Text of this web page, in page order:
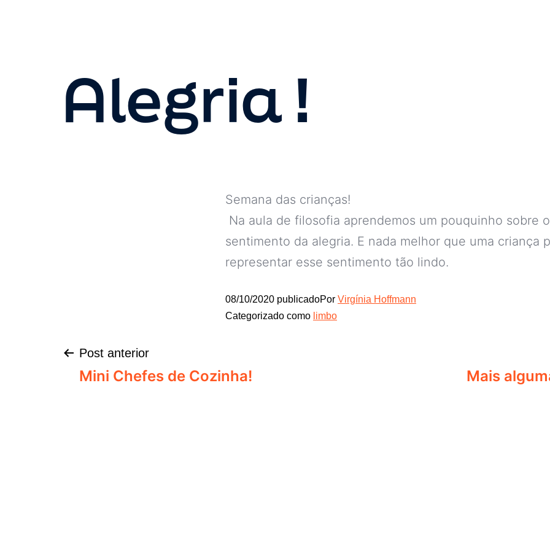
Alegria !
Semana das crianças!
Na aula de filosofia aprendemos um pouquinho sobre o
sentimento da alegria. E nada melhor que uma criança
representar esse sentimento tão lindo.
08/10/2020 publicadoPor Virgínia Hoffmann
Categorizado como limbo
Post anterior
Mini Chefes de Cozinha! Mais